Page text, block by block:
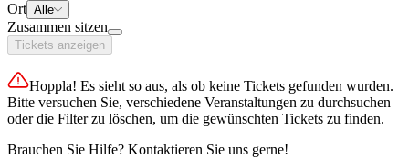
Ort Alle
Zusammen sitzen
Tickets anzeigen
Hoppla! Es sieht so aus, als ob keine Tickets gefunden wurden.
Bitte versuchen Sie, verschiedene Veranstaltungen zu durchsuchen
oder die Filter zu löschen, um die gewünschten Tickets zu finden.
Brauchen Sie Hilfe? Kontaktieren Sie uns gerne!